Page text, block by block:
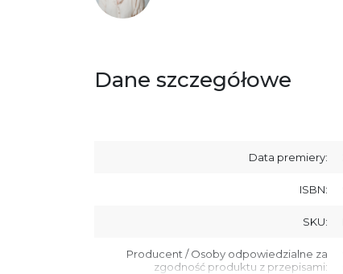
Dane szczegółowe
Data premiery:
ISBN:
SKU:
Producent / Osoby odpowiedzialne za
zgodność produktu z przepisami: